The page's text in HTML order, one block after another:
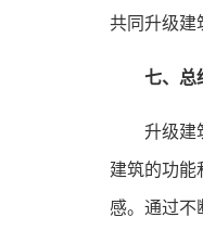
共同升级建
七、总
升级建
建筑的功能
感。通过不